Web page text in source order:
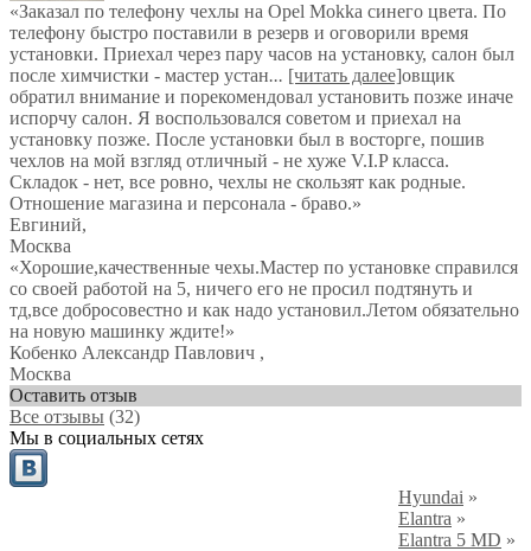
«Заказал по телефону чехлы на Opel Mokka синего цвета. По
телефону быстро поставили в резерв и оговорили время
установки. Приехал через пару часов на установку, салон был
после химчистки - мастер устан... [читать далее]овщик
обратил внимание и порекомендовал установить позже иначе
испорчу салон. Я воспользовался советом и приехал на
установку позже. После установки был в восторге, пошив
чехлов на мой взгляд отличный - не хуже V.I.P класса.
Складок - нет, все ровно, чехлы не скользят как родные.
Отношение магазина и персонала - браво.»
Евгиний,
Москва
«Хорошие,качественные чехы.Мастер по установке справился
со своей работой на 5, ничего его не просил подтянуть и
тд,все добросовестно и как надо установил.Летом обязательно
на новую машинку ждите!»
Кобенко Александр Павлович ,
Москва
Оставить отзыв
Все отзывы (32)
Мы в социальных сетях
Hyundai »
Elantra »
Elantra 5 MD »